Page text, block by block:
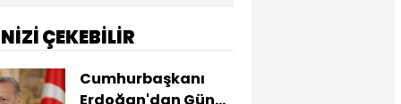
ÇEKEBİLİR
Cumhurbaşkanı